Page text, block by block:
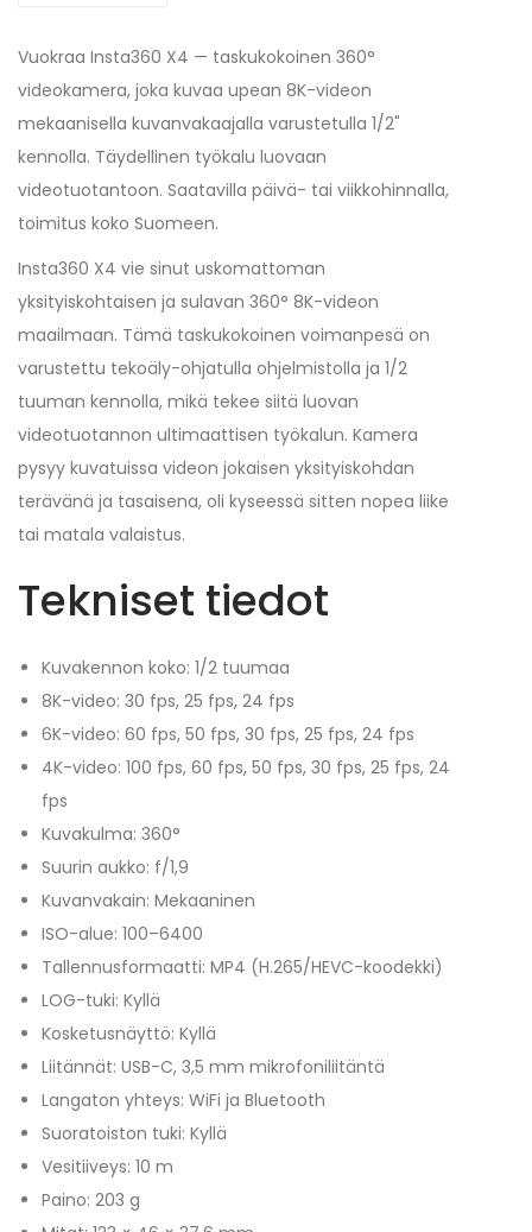
Vuokraa Insta360 X4 — taskukokoinen 360°
videokamera, joka kuvaa upean 8K-videon
mekaanisella kuvanvakaajalla varustetulla 1/2"
kennolla. Täydellinen työkalu luovaan
videotuotantoon. Saatavilla päivä- tai viikkohinnalla,
toimitus koko Suomeen.
Insta360 X4 vie sinut uskomattoman
yksityiskohtaisen ja sulavan 360° 8K-videon
maailmaan. Tämä taskukokoinen voimanpesä on
varustettu tekoäly-ohjatulla ohjelmistolla ja 1/2
tuuman kennolla, mikä tekee siitä luovan
videotuotannon ultimaattisen työkalun. Kamera
pysyy kuvatuissa videon jokaisen yksityiskohdan
terävänä ja tasaisena, oli kyseessä sitten nopea liike
tai matala valaistus.
Tekniset tiedot
Kuvakennon koko: 1/2 tuumaa
8K-video: 30 fps, 25 fps, 24 fps
6K-video: 60 fps, 50 fps, 30 fps, 25 fps, 24 fps
4K-video: 100 fps, 60 fps, 50 fps, 30 fps, 25 fps, 24
fps
Kuvakulma: 360°
Suurin aukko: f/1,9
Kuvanvakain: Mekaaninen
ISO-alue: 100–6400
Tallennusformaatti: MP4 (H.265/HEVC-koodekki)
LOG-tuki: Kyllä
Kosketusnäyttö: Kyllä
Liitännät: USB-C, 3,5 mm mikrofoniliitäntä
Langaton yhteys: WiFi ja Bluetooth
Suoratoiston tuki: Kyllä
Vesitiiveys: 10 m
Paino: 203 g